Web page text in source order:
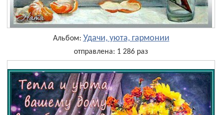
Альбом: Удачи, уюта, гармонии
отправлена: 1 286 раз